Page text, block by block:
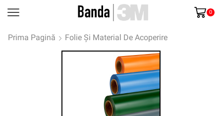
0
Prima Pagină Folie Și Material De Acoperire